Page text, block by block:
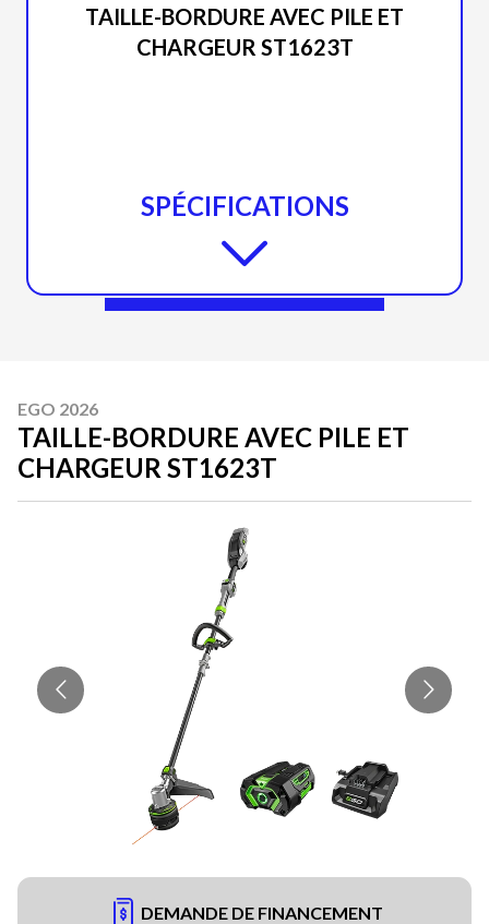
TAILLE-BORDURE AVEC PILE ET
CHARGEUR ST1623T
SPÉCIFICATIONS
EGO 2026
TAILLE-BORDURE AVEC PILE ET
CHARGEUR ST1623T
DEMANDE DE FINANCEMENT